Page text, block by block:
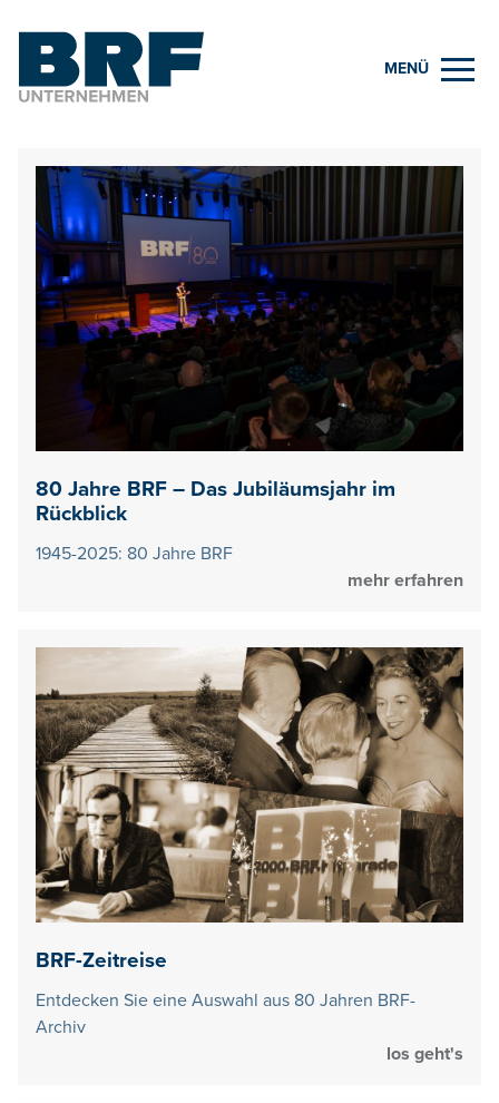
MENÜ
80 Jahre BRF – Das Jubiläumsjahr im
Rückblick
1945-2025: 80 Jahre BRF
mehr erfahren
BRF-Zeitreise
Entdecken Sie eine Auswahl aus 80 Jahren BRF-
Archiv
los geht's